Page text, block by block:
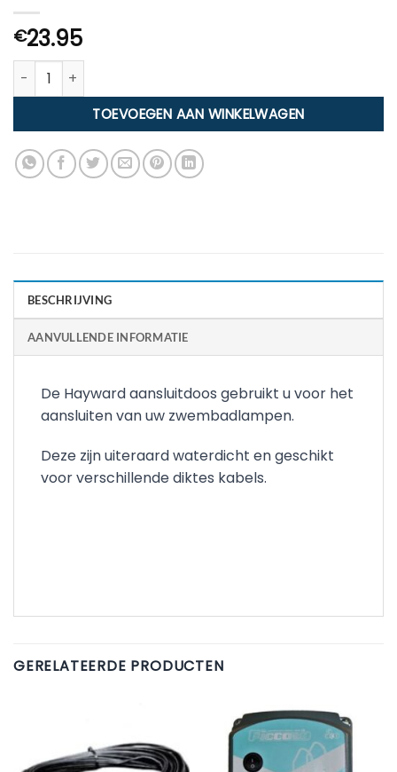
€23.95
Hayward Witte Aansluitdoos aantal
TOEVOEGEN AAN WINKELWAGEN
BESCHRIJVING
AANVULLENDE INFORMATIE
De Hayward aansluitdoos gebruikt u voor het
aansluiten van uw zwembadlampen.
Deze zijn uiteraard waterdicht en geschikt
voor verschillende diktes kabels.
GERELATEERDE PRODUCTEN